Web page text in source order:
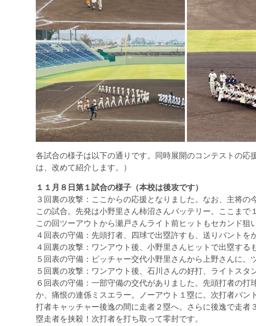
各試合の様子は以下の通りです。同時展開のコンテストの
は、改めて紹介します。）
１１月８日第１試合の様子（本校は後攻です）
３回裏の攻撃：ここからの応援となりました。なお、主将の
この試合。先発は小野里さん柿沼さんバッテリー。ここまで
この回ツーアウトから瀬戸さんライト前ヒットもセカンド狙
４回表の守備：先頭打者、四球で出塁許すも、送りバントを
４回裏の攻撃：ワンアウト後、小野里さんヒットで出塁する
５回表の守備：ピッチャー交代小野里さんから上野さんに。
５回裏の攻撃：ワンアウト後、石川さんの好打、ライトスタ
６回表の守備：一部守備の交代がありました。先頭打者の
か、痛恨の連係ミスエラー。ノーアウト１塁に。次打者バ
打者キャッチャー後逸の間に走者２塁へ。さらに後逸で走
塁走者を挟殺！次打者を打ち取って零封です。